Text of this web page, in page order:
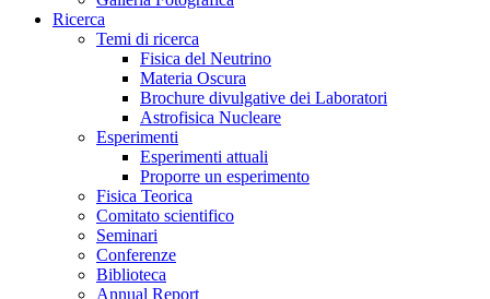
Ricerca
Temi di ricerca
Fisica del Neutrino
Materia Oscura
Brochure divulgative dei Laboratori
Astrofisica Nucleare
Esperimenti
Esperimenti attuali
Proporre un esperimento
Fisica Teorica
Comitato scientifico
Seminari
Conferenze
Biblioteca
Annual Report